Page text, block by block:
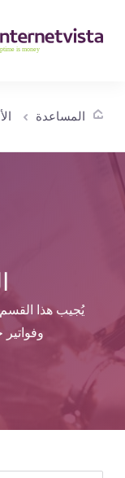
مراقبة
-
مراقبة
مواقع
مدة
التشغيل
هو
المال
المساعدة
يُجيب هذا القسم